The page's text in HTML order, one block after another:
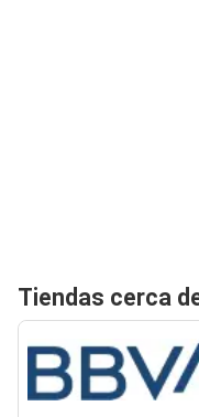
Tiendas cerca